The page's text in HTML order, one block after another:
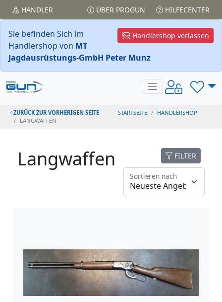
HÄNDLER ÜBER PROGUN HILFECENTER
Händlershop verlassen
Sie befinden Sich im
Händlershop von MT
Jagdausrüstungs-GmbH Peter Munz
ZURÜCK ZUR VORHERIGEN SEITE STARTSEITE
HÄNDLERSHOP
LANGWAFFEN
Langwaffen FILTER
Sortieren nach